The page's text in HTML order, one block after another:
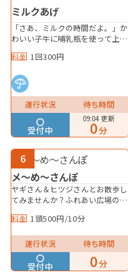
ミルクあげ
「さあ、ミルクの時間だよ。」か
わいい子牛に哺乳瓶を使って上手
フの説明に従って上手に飲ませて
子により、中断や早くに終了する
場合がありますのでご了承下さ
い。
料金 1回300円
運行状況
受付中
待ち時間
09:04 更新
0分
6
メ～め～さんぽ
ヤギさん＆ヒツジさんとお散歩し
てみませんか？ふれあい広場の周
りしてね！ ※受付時間は動物の
す。 【当日予約制】 牧舎前券
売所のスタッフにお声がけくださ
い。 ▼リード2本装着で力に自信
料金 1頭500円/10分
運行状況
受付中
待ち時間
0分